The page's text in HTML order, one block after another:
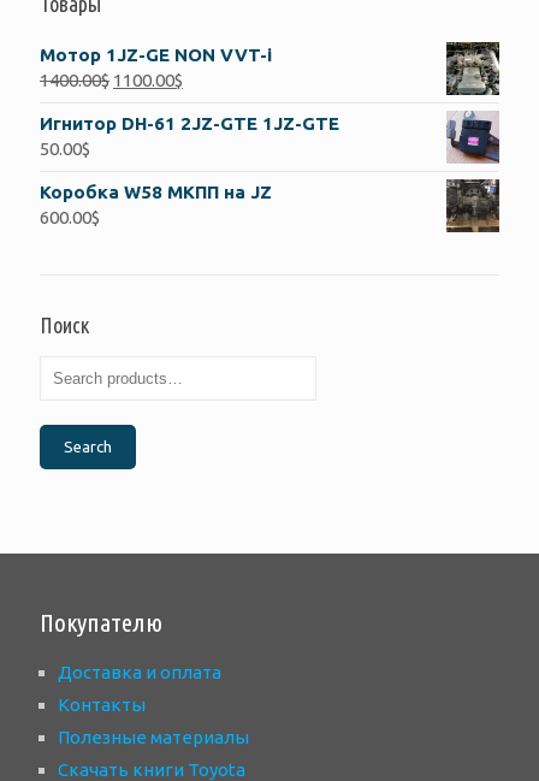
Мотор 1JZ-GE NON VVT-i
1400.00$ 1100.00$
Игнитор DH-61 2JZ-GTE 1JZ-GTE
50.00$
Коробка W58 МКПП на JZ
600.00$
Поиск
Search
Покупателю
Доставка и оплата
Контакты
Полезные материалы
Скачать книги Toyota